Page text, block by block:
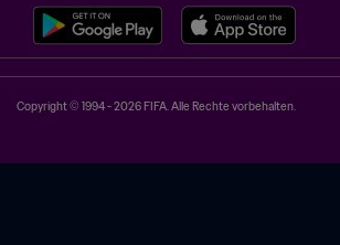
Copyright © 1994 - 2026 FIFA. Alle Rechte vorbehalten.